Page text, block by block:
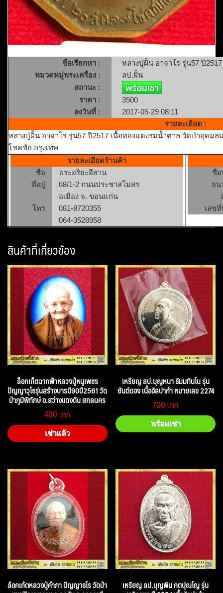
ชื่อเรียกหา :
หลวงปู่ฝั้น อาจาโร รุ่น57 ปี
หมวดหมู่พระเครื่อง :
ลป.ฝั้น
สถานะ :
ราคา :
3500
ลงวันที่ :
2017-05-29 08:11
รายละเอียด :
หลวงปู่ฝั้น อาจาโร รุ่น57 ปี2517 เนื้อทองแดงรมน้ำตาล วัดป่าอุดม
โชคชัย กรุงเทพ
รายละเอียดร้านค้า
ชื่อ
พระอริยะอีสาน
ที่อยู่
68/1-2 ถนนประชาสโมสร
อเมือง จ. ขอนแก่น
โทร
081-8720355
064-3528958
ชื่
ธน
เลข
สินค้าที่เกี่ยวข้อง
ล็อกเก็ตฉากฟ้าหลวงปู่หนูเพชร
ปัญญาวุโธรุ่นสร้างบารมี90ปี2561 วัด
ป่าภูมิพิทักษ์ อ.สว่างแดงดิน สกลนคร
400
เช่าแล้ว
เหรียญ ลป.บุญหนา ธัมมทินโน รุ่น
ยันต์ดอง เนื้ออัลปาก้า หมายเลข 2274
700
พร้อมเช่า
ล้อกเก้ตหลวงปู่คำภา ปัญญาธโร วัดป่า เหรียญ ลป.บุญพิน กตปุณโญ รุ่น